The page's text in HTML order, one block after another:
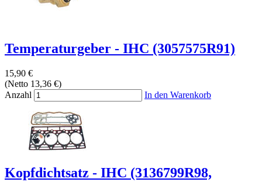
Temperaturgeber - IHC (3057575R91)
15,90 €
(Netto 13,36 €)
Anzahl
In den Warenkorb
Kopfdichtsatz - IHC (3136799R98,